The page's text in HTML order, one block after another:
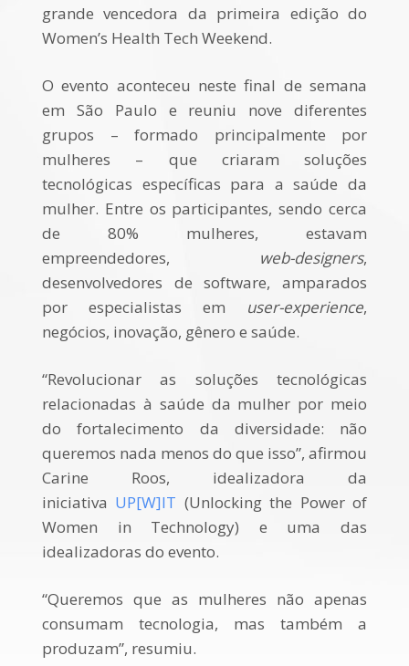
grande vencedora da primeira edição do
Women’s Health Tech Weekend.
O evento aconteceu neste final de semana
em São Paulo e reuniu nove diferentes
grupos – formado principalmente por
mulheres – que criaram soluções
tecnológicas específicas para a saúde da
mulher. Entre os participantes, sendo cerca
de 80% mulheres, estavam
empreendedores, web-designers,
desenvolvedores de software, amparados
por especialistas em user-experience,
negócios, inovação, gênero e saúde.
“Revolucionar as soluções tecnológicas
relacionadas à saúde da mulher por meio
do fortalecimento da diversidade: não
queremos nada menos do que isso”, afirmou
Carine Roos, idealizadora da
iniciativa UP[W]IT (Unlocking the Power of
Women in Technology) e uma das
idealizadoras do evento.
“Queremos que as mulheres não apenas
consumam tecnologia, mas também a
produzam”, resumiu.